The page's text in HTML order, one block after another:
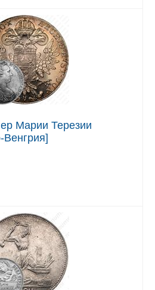
Марии Терезии
Венгрия]